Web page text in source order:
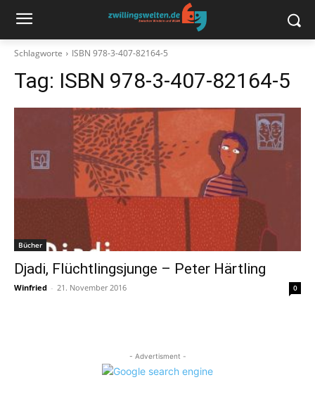
Schlagworte ISBN 978-3-407-82164-5
Tag: ISBN 978-3-407-82164-5
Bücher
Djadi, Flüchtlingsjunge – Peter Härtling
Winfried - 21. November 2016 0
- Advertisment -